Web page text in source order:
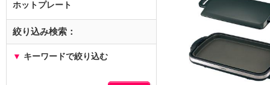
ホットプレート
絞り込み検索：
▼ キーワードで絞り込む